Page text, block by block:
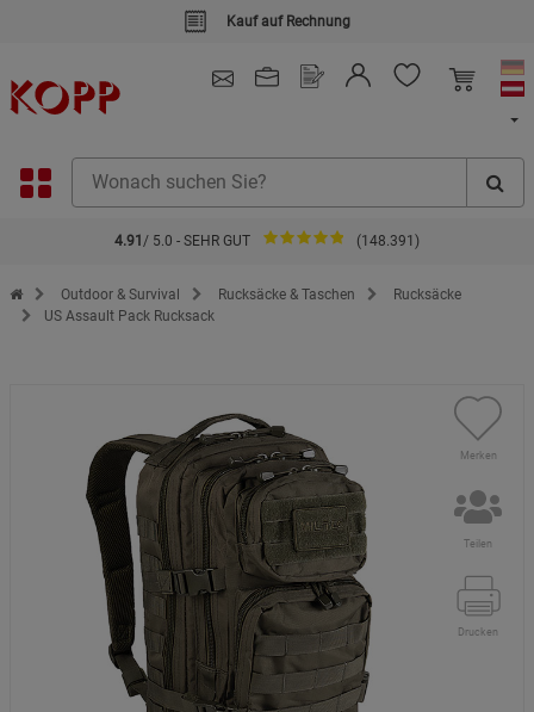
Kauf auf Rechnung
4.91 / 5.0 - SEHR GUT (148.391)
Zur Startseite des Kopp Verlag Online-Shop
Outdoor & Survival Rucksäcke & Taschen
Rucksäcke
US Assault Pack Rucksack
Merken
Teilen
Drucken